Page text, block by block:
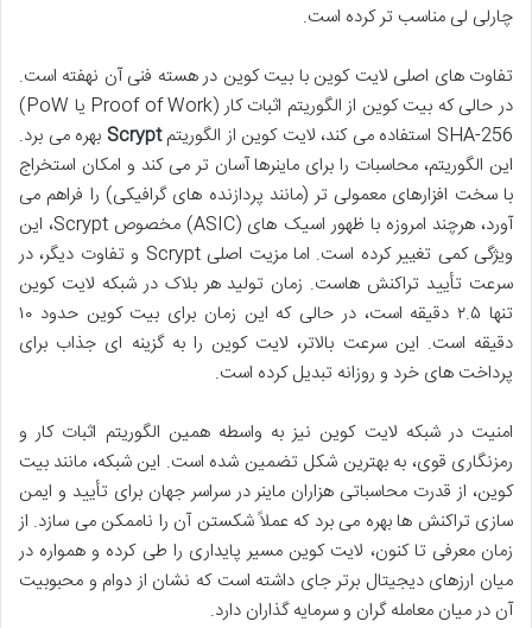
چارلی لی مناسب تر کرده است.
تفاوت های اصلی لایت کوین با بیت کوین در هسته فنی آن نهفته است.
در حالی که بیت کوین از الگوریتم اثبات کار (Proof of Work یا PoW)
SHA-256 استفاده می کند، لایت کوین از الگوریتم
Scrypt بهره می برد.
این الگوریتم، محاسبات را برای ماینرها آسان تر می کند و امکان استخراج
با سخت افزارهای معمولی تر (مانند پردازنده های گرافیکی) را فراهم می
آورد، هرچند امروزه با ظهور اسیک های (ASIC) مخصوص Scrypt، این
ویژگی کمی تغییر کرده است. اما مزیت اصلی Scrypt و تفاوت دیگر، در
سرعت تأیید تراکنش هاست. زمان تولید هر بلاک در شبکه لایت کوین
تنها ۲.۵ دقیقه است، در حالی که این زمان برای بیت کوین حدود ۱۰
دقیقه است. این سرعت بالاتر، لایت کوین را به گزینه ای جذاب برای
پرداخت های خرد و روزانه تبدیل کرده است.
امنیت در شبکه لایت کوین نیز به واسطه همین الگوریتم اثبات کار و
رمزنگاری قوی، به بهترین شکل تضمین شده است. این شبکه، مانند بیت
کوین، از قدرت محاسباتی هزاران ماینر در سراسر جهان برای تأیید و ایمن
سازی تراکنش ها بهره می برد که عملاً شکستن آن را ناممکن می سازد. از
زمان معرفی تا کنون، لایت کوین مسیر پایداری را طی کرده و همواره در
میان ارزهای دیجیتال برتر جای داشته است که نشان از دوام و محبوبیت
آن در میان معامله گران و سرمایه گذاران دارد.